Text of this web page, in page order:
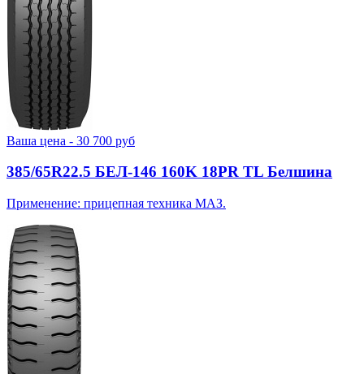
Ваша цена - 30 700 руб
385/65R22.5 БЕЛ-146 160K 18PR TL Белшина
Применение: прицепная техника МАЗ.